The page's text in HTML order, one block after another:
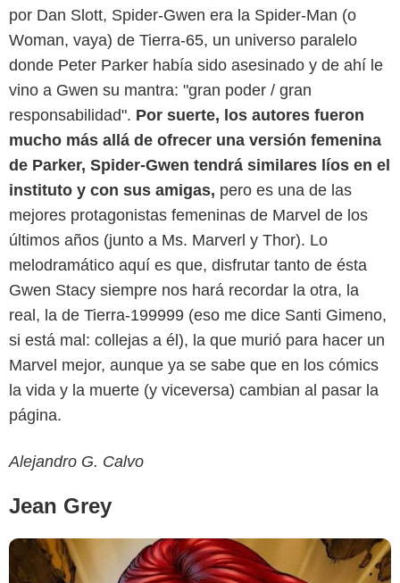
por Dan Slott, Spider-Gwen era la Spider-Man (o
Woman, vaya) de Tierra-65, un universo paralelo
donde Peter Parker había sido asesinado y de ahí le
vino a Gwen su mantra: "gran poder / gran
responsabilidad". Por suerte, los autores fueron
mucho más allá de ofrecer una versión femenina
de Parker, Spider-Gwen tendrá similares líos en el
instituto y con sus amigas, pero es una de las
mejores protagonistas femeninas de Marvel de los
últimos años (junto a Ms. Marverl y Thor). Lo
melodramático aquí es que, disfrutar tanto de ésta
Gwen Stacy siempre nos hará recordar la otra, la
real, la de Tierra-199999 (eso me dice Santi Gimeno,
si está mal: collejas a él), la que murió para hacer un
Marvel mejor, aunque ya se sabe que en los cómics
la vida y la muerte (y viceversa) cambian al pasar la
página.
Alejandro G. Calvo
Jean Grey